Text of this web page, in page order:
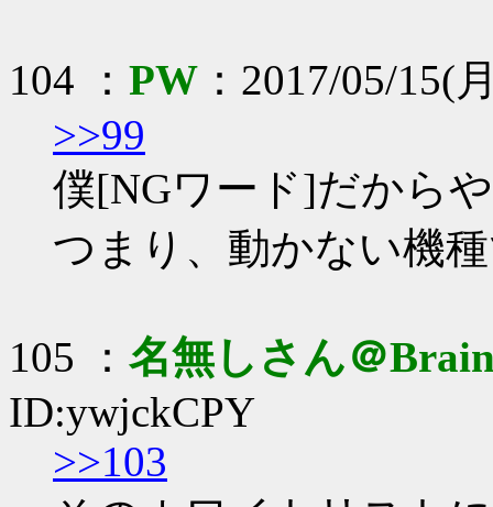
104 ： PW ：2017/05/15(
>>99
僕[NGワード]だから
つまり、動かない機
105 ： 名無しさん＠
ID:ywjckCPY
>>103